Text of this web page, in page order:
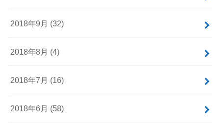
2018年9月 (32)
2018年8月 (4)
2018年7月 (16)
2018年6月 (58)